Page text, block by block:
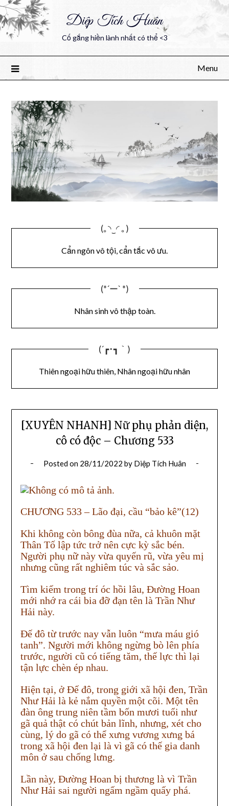
Diệp Tích Huân
Cố gắng hiền lành nhất có thể <3
Menu
(｡◝‿◜ ｡)
Cẩn ngôn vô tội, cẩn tắc vô ưu.
(*´ー` *)
Nhân sinh vô thập toàn.
(´┏･┓｀)
Thiên ngoại hữu thiên, Nhân ngoại hữu nhân
[XUYÊN NHANH] Nữ phụ phản diện,
cô có độc – Chương 533
Posted on 28/11/2022 by Diệp Tích Huân
CHƯƠNG 533 – Lão đại, cầu “bảo kê”(12)
Khi không còn bông đùa nữa, cả khuôn mặt
Thân Tố lập tức trở nên cực kỳ sắc bén.
Người phụ nữ này vừa quyến rũ, vừa yêu mị
nhưng cũng rất nghiêm túc và sắc sảo.
Tìm kiếm trong trí óc hồi lâu, Đường Hoan
mới nhớ ra cái bia đỡ đạn tên là Trần Như
Hải này.
Đế đô từ trước nay vẫn luôn “mưa máu gió
tanh”. Người mới không ngừng bò lên phía
trước, người cũ có tiếng tăm, thế lực thì lại
tận lực chèn ép nhau.
Hiện tại, ở Đế đô, trong giới xã hội đen, Trần
Như Hải là kẻ nắm quyền một cõi. Một tên
đàn ông trung niên tầm bốn mươi tuổi như
gã quả thật có chút bản lĩnh, nhưng, xét cho
cùng, lý do gã có thể xưng vương xưng bá
trong xã hội đen lại là vì gã có thế gia danh
môn ở sau chống lưng.
Lần này, Đường Hoan bị thương là vì Trần
Như Hải sai người ngấm ngầm quấy phá.